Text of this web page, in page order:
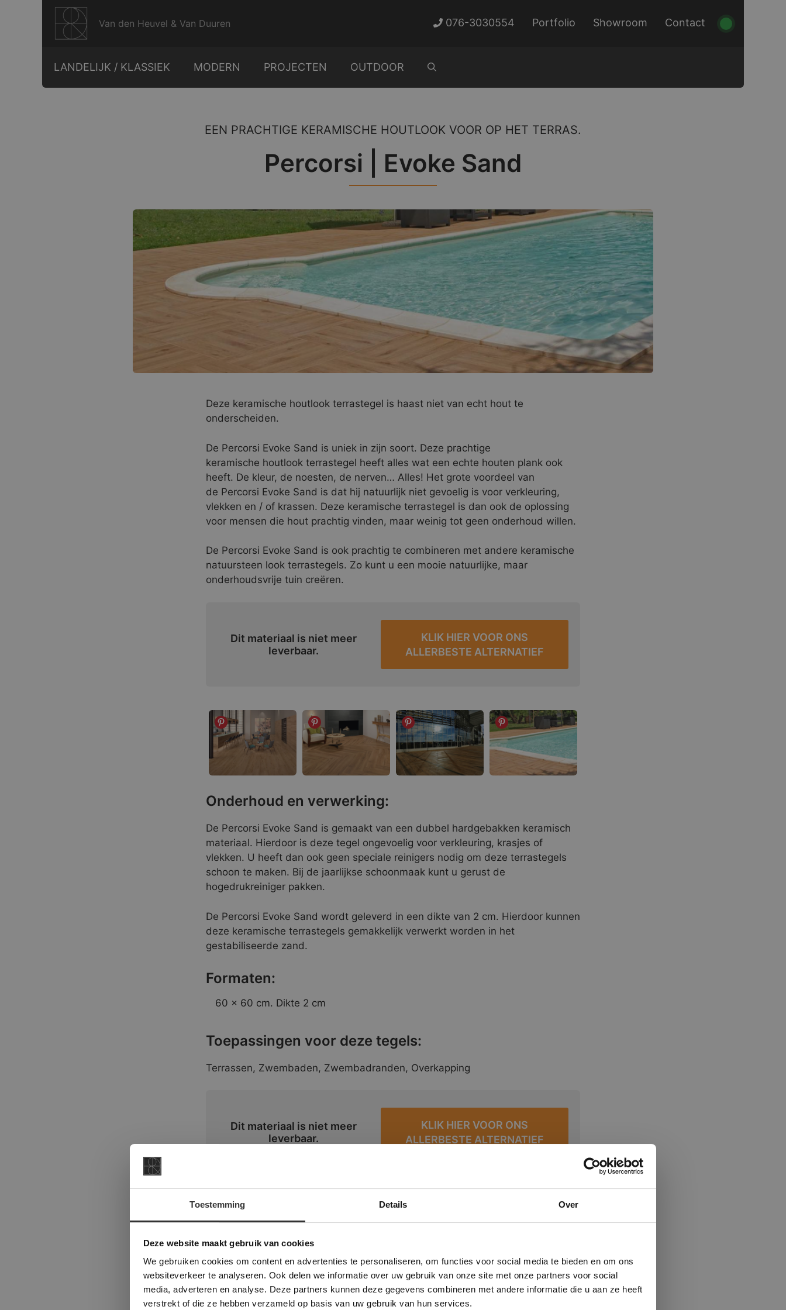
Toestemming Details Over
Deze website maakt gebruik van cookies
We gebruiken cookies om content en advertenties te personaliseren, om functies voor social media te bieden en om ons
websiteverkeer te analyseren. Ook delen we informatie over uw gebruik van onze site met onze partners voor social
media, adverteren en analyse. Deze partners kunnen deze gegevens combineren met andere informatie die u aan ze heeft
verstrekt of die ze hebben verzameld op basis van uw gebruik van hun services.
Van den Heuvel & Van Duuren 076-3030554 Portfolio Showroom Contact
LANDELIJK / KLASSIEK MODERN PROJECTEN OUTDOOR
EEN PRACHTIGE KERAMISCHE HOUTLOOK VOOR OP HET TERRAS.
Percorsi | Evoke Sand
Deze keramische houtlook terrastegel is haast niet van echt hout te
onderscheiden.
De Percorsi Evoke Sand is uniek in zijn soort. Deze prachtige
keramische houtlook terrastegel heeft alles wat een echte houten plank ook
heeft. De kleur, de noesten, de nerven… Alles! Het grote voordeel van
de Percorsi Evoke Sand is dat hij natuurlijk niet gevoelig is voor verkleuring,
vlekken en / of krassen. Deze keramische terrastegel is dan ook de oplossing
voor mensen die hout prachtig vinden, maar weinig tot geen onderhoud willen.
De Percorsi Evoke Sand is ook prachtig te combineren met andere keramische
natuursteen look terrastegels. Zo kunt u een mooie natuurlijke, maar
onderhoudsvrije tuin creëren.
Dit materiaal is niet meer
leverbaar.
KLIK HIER VOOR ONS
ALLERBESTE ALTERNATIEF
Onderhoud en verwerking:
De Percorsi Evoke Sand is gemaakt van een dubbel hardgebakken keramisch
materiaal. Hierdoor is deze tegel ongevoelig voor verkleuring, krasjes of
vlekken. U heeft dan ook geen speciale reinigers nodig om deze terrastegels
schoon te maken. Bij de jaarlijkse schoonmaak kunt u gerust de
hogedrukreiniger pakken.
De Percorsi Evoke Sand wordt geleverd in een dikte van 2 cm. Hierdoor kunnen
deze keramische terrastegels gemakkelijk verwerkt worden in het
gestabiliseerde zand.
Formaten:
60 x 60 cm. Dikte 2 cm
Toepassingen voor deze tegels:
Terrassen, Zwembaden, Zwembadranden, Overkapping
Dit materiaal is niet meer
leverbaar.
KLIK HIER VOOR ONS
ALLERBESTE ALTERNATIEF
×
Deze website maakt gebruik van cookies.
Deze website gebruikt cookies om de gebruikerservaring te verbeteren. Door gebruik te maken van
onze website geeft u toestemming voor alle cookies in overeenstemming met ons cookiebeleid.
verder
ALLES ACCEPTEREN ALLES AFWIJZEN